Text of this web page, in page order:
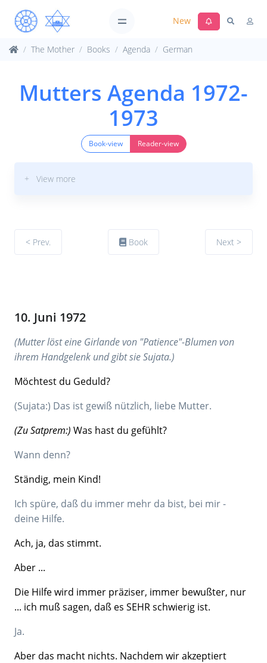
New
The Mother Books Agenda German
Mutters Agenda 1972-
1973
Book-view Reader-view
+ View more
< Prev. Book Next >
10. Juni 1972
(Mutter löst eine Girlande von "Patience"-Blumen von
ihrem Handgelenk und gibt sie Sujata.)
Möchtest du Geduld?
(Sujata:) Das ist gewiß nützlich, liebe Mutter.
(Zu Satprem:) Was hast du gefühlt?
Wann denn?
Ständig, mein Kind!
Ich spüre, daß du immer mehr da bist, bei mir -
deine Hilfe.
Ach, ja, das stimmt.
Aber ...
Die Hilfe wird immer präziser, immer bewußter, nur
... ich muß sagen, daß es SEHR schwierig ist.
Ja.
Aber das macht nichts. Nachdem wir akzeptiert